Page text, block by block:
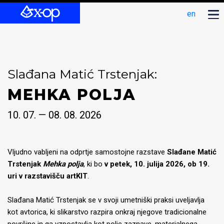
en
Slađana Matić Trstenjak:
MEHKA POLJA
10. 07. — 08. 08. 2026
Vljudno vabljeni na odprtje samostojne razstave Slađane Matić
Trstenjak Mehka polja, ki bov petek, 10. julija 2026, ob 19.
uri v razstavišču artKIT.
Slađana Matić Trstenjak se v svoji umetniški praksi uveljavlja
kot avtorica, ki slikarstvo razpira onkraj njegove tradicionalne